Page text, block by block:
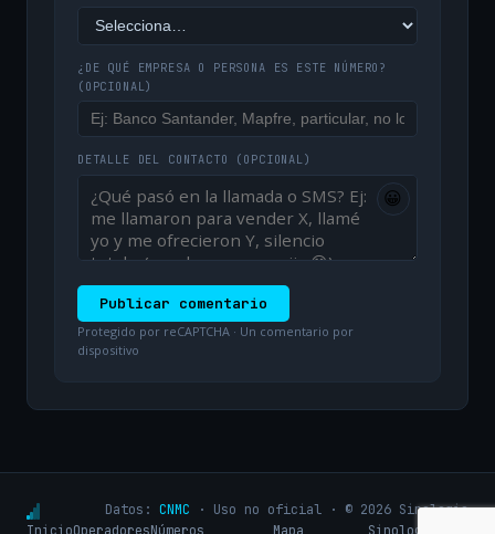
¿DE QUÉ EMPRESA O PERSONA ES ESTE NÚMERO?
(OPCIONAL)
DETALLE DEL CONTACTO (OPCIONAL)
😀
Publicar comentario
Protegido por reCAPTCHA · Un comentario por
dispositivo
Datos: CNMC · Uso no oficial · © 2026 Sinologic